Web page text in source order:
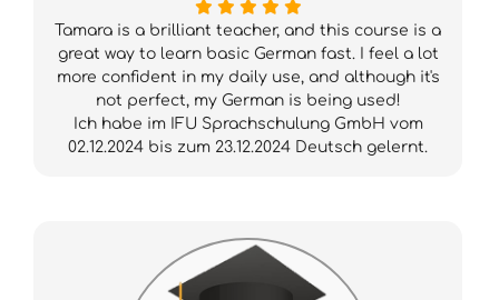
Tamara is a brilliant teacher, and this course is a
great way to learn basic German fast. I feel a lot
more confident in my daily use, and although it's
not perfect, my German is being used!
Ich habe im IFU Sprachschulung GmbH vom
02.12.2024 bis zum 23.12.2024 Deutsch gelernt.